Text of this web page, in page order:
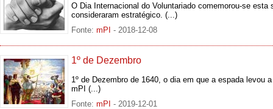
O Dia Internacional do Voluntariado comemorou-se
consideraram estratégico. (...)
Fonte: mPI - 2018-12-08
1º de Dezembro
1º de Dezembro de 1640, o dia em que a espada levou
mPI (...)
Fonte: mPI - 2019-12-01